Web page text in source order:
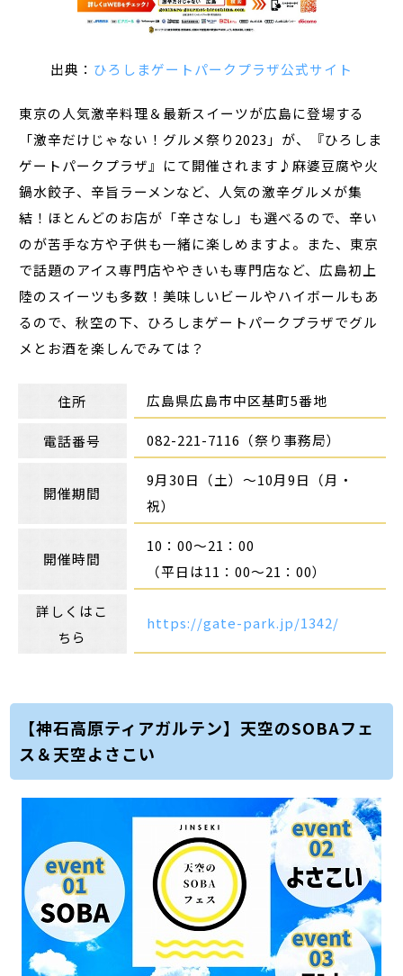
出典： ひろしまゲートパークプラザ公式サイト
東京の人気激辛料理＆最新スイーツが広島に登場する
「激辛だけじゃない！グルメ祭り2023」が、『ひろしま
ゲートパークプラザ』にて開催されます♪麻婆豆腐や火
鍋水餃子、辛旨ラーメンなど、人気の激辛グルメが集
結！ほとんどのお店が「辛さなし」も選べるので、辛い
のが苦手な方や子供も一緒に楽しめますよ。また、東京
で話題のアイス専門店ややきいも専門店など、広島初上
陸のスイーツも多数！美味しいビールやハイボールもあ
るので、秋空の下、ひろしまゲートパークプラザでグル
メとお酒を楽しんでみては？
住所 広島県広島市中区基町5番地
電話番号 082-221-7116（祭り事務局）
開催期間
9月30日（土）～10月9日（月・
祝）
開催時間
10：00～21：00
（平日は11：00～21：00）
詳しくはこ
ちら
https://gate-park.jp/1342/
【神石高原ティアガルテン】天空のSOBAフェ
ス＆天空よさこい